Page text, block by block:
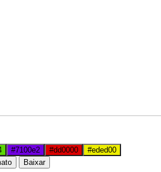
#7100e2 #dd0000
#eded00
Baixar